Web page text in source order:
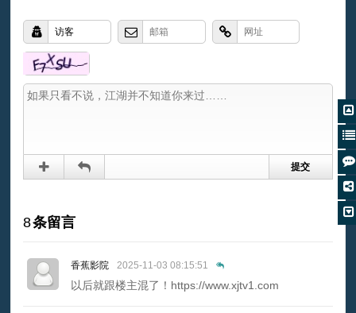
8条留言
香蕉影院 2025-11-03 08:15:51
以后就跟楼主混了！https://www.xjtv1.com